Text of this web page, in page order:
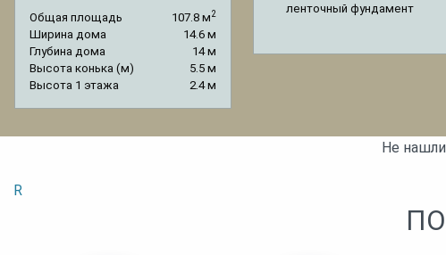
Общая площадь 107.8 м2
Ширина дома
14.6 м
Глубина дома
14 м
Высота конька (м)
5.5 м
Высота 1 этажа
2.4 м
ленточный фундамент
Не
R